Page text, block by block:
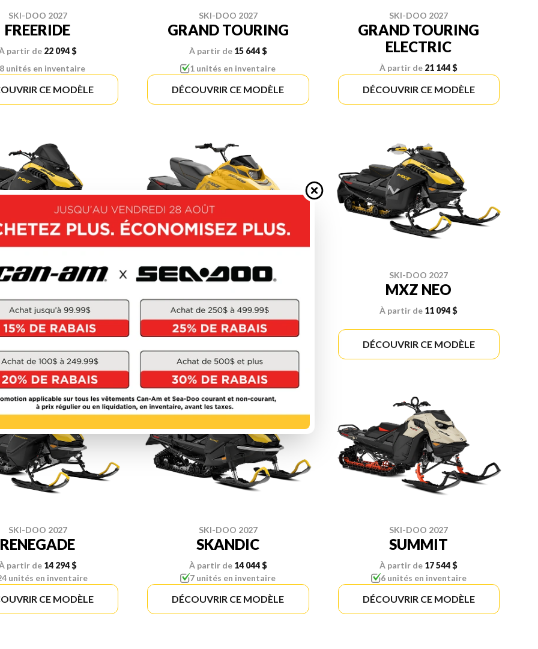
SKI-DOO 2027
FREERIDE
partir de 22 094 $
8 unités en inventaire
CE MODÈLE
SKI-DOO 2027
GRAND TOURING
À partir de 15 644 $
1 unités en inventaire
DÉCOUVRIR CE MODÈLE
SKI-DOO 2027
GRAND TOURING
ELECTRIC
À partir de 21 144 $
DÉCOUVRIR CE MODÈLE
SKI-DOO 2027
partir de12 944 $
3 unités en inventaire
SKI-DOO 2027
À partir de 7 624 $
1 unités en inventaire
SKI-DOO 2027
MXZ NEO
À partir de 11 094 $
DÉCOUVRIR CE MODÈLE
SKI-DOO 2027
RENEGADE
partir de 14 294 $
unités en inventaire
CE MODÈLE
SKI-DOO 2027
SKANDIC
À partir de 14 044 $
7 unités en inventaire
DÉCOUVRIR CE MODÈLE
SKI-DOO 2027
SUMMIT
À partir de 17 544 $
6 unités en inventaire
DÉCOUVRIR CE MODÈLE